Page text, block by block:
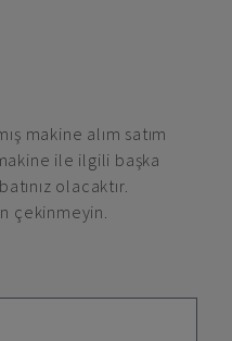
makine alım satım
ile ilgili başka
olacaktır.
çekinmeyin.